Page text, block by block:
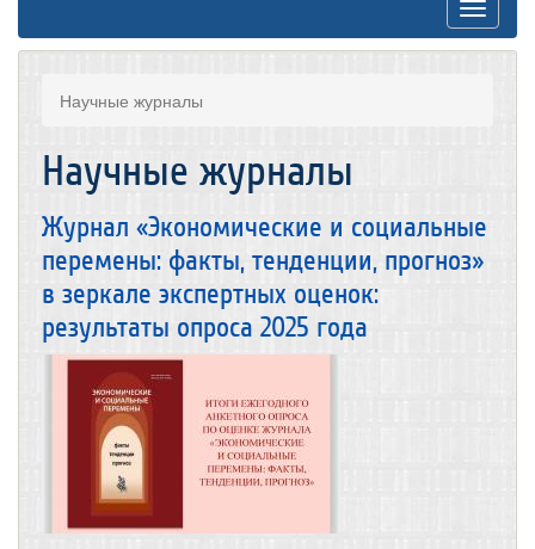
Toggle
Научные журналы
Научные журналы
Журнал «Экономические и социальные
перемены: факты, тенденции, прогноз»
в зеркале экспертных оценок:
результаты опроса 2025 года